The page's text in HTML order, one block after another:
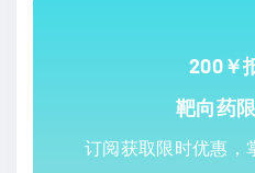
200￥
靶向药
订阅获取限时优惠，